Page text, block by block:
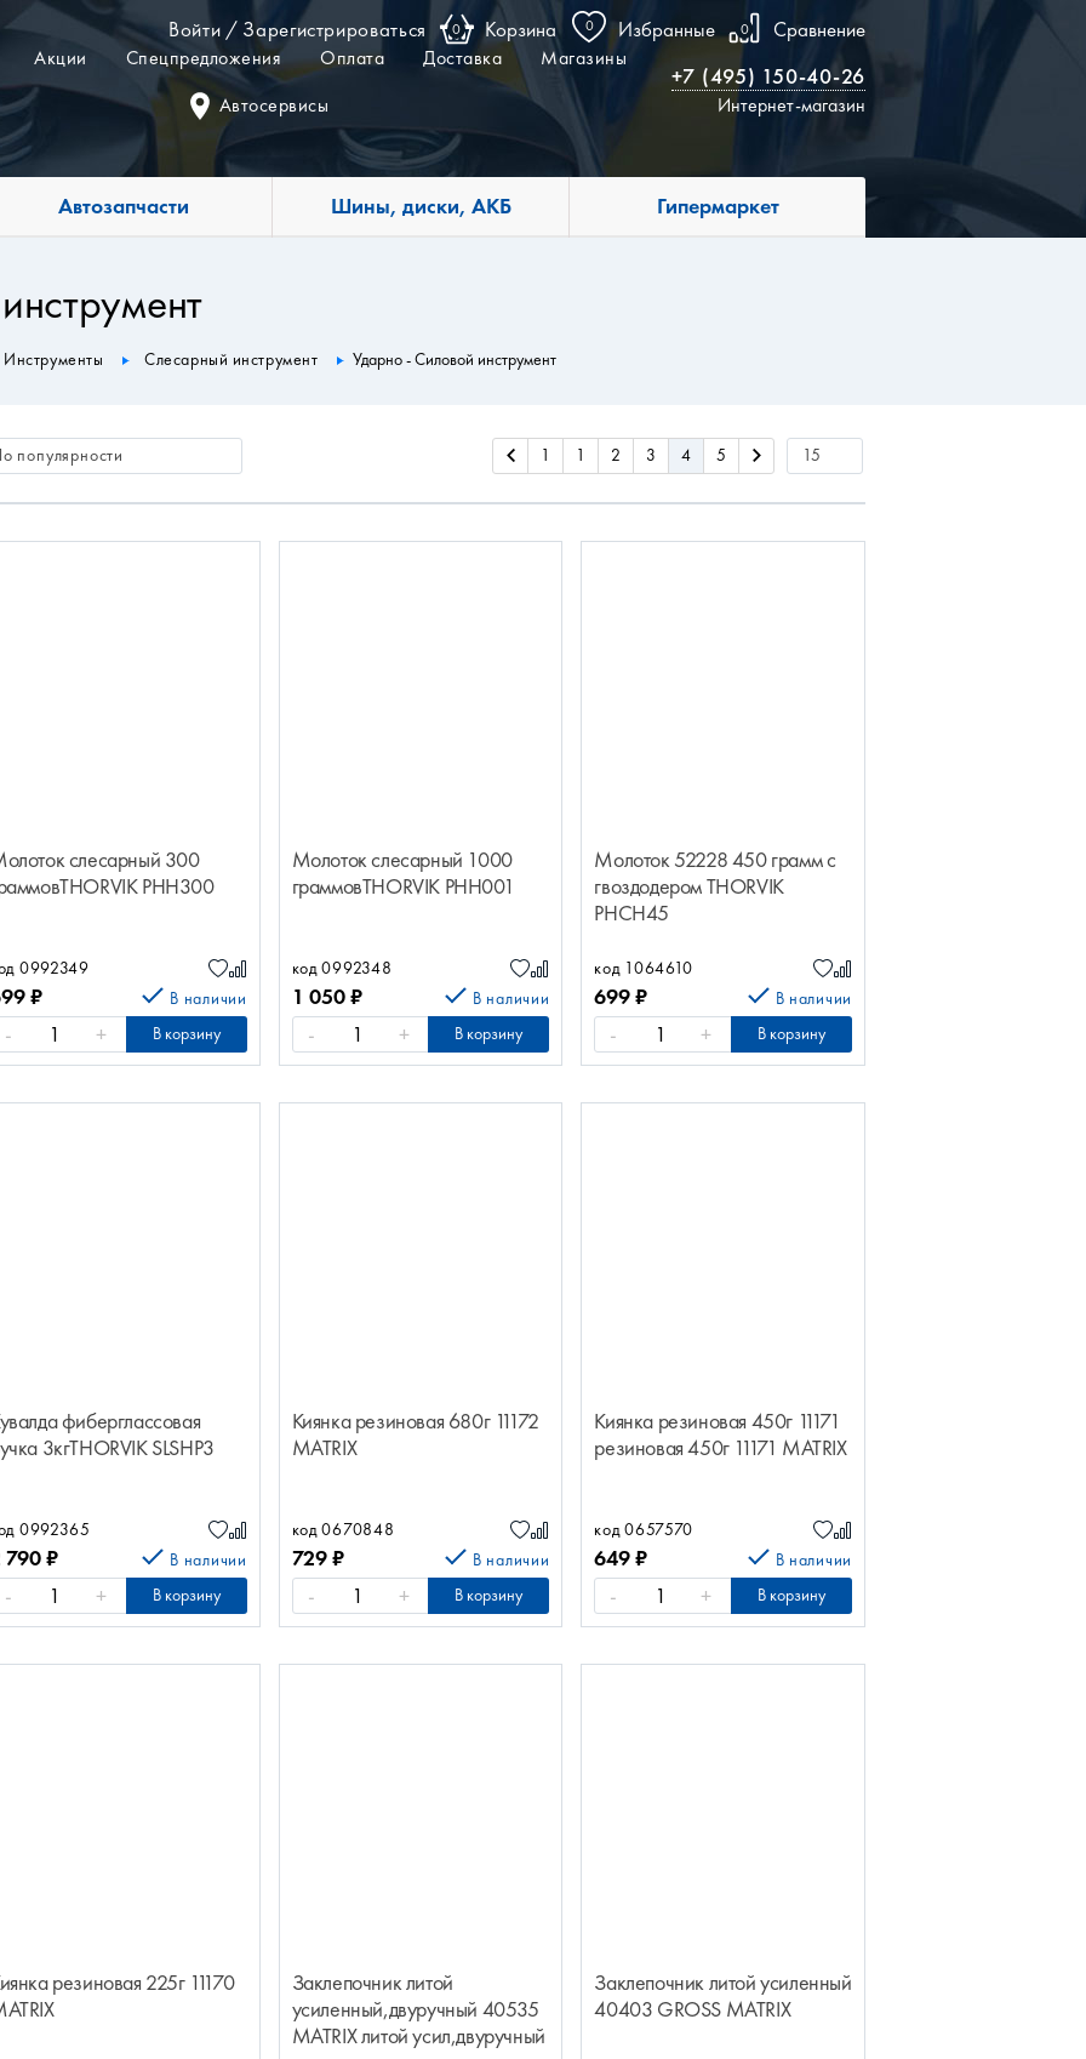
Войти / Зарегистрироваться 0 Корзина 0 Избранные 0 Сравнение
Акции Спецпредложения Оплата Доставка Магазины
Автосервисы
+7 (495) 150-40-26
Интернет-магазин
Автозапчасти Шины, диски, АКБ Гипермаркет
Инструменты Слесарный инструмент Ударно - Силовой инструмент
1 1 2 3 4 5
слесарный 300
PHH300
0992349
₽ В наличии
- + В корзину
Молоток слесарный 1000
граммовTHORVIK PHH001
код 0992348
1 050₽ В наличии
- + В корзину
Молоток 52228 450 грамм с
гвоздодером THORVIK
PHCH45
код 1064610
699₽ В наличии
- + В корзину
фиберглассовая
3кгTHORVIK SLSHP3
0992365
790₽ В наличии
- + В корзину
Киянка резиновая 680г 11172
MATRIX
код 0670848
729₽ В наличии
- + В корзину
Киянка резиновая 450г 11171
резиновая 450г 11171 MATRIX
код 0657570
649₽ В наличии
- + В корзину
резиновая 225г 11170
Заклепочник литой
усиленный,двуручный 40535
MATRIX литой усил,двуручный
Заклепочник литой усиленный
40403 GROSS MATRIX